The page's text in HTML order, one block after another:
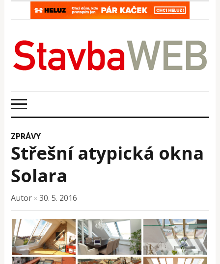
ZPRÁVY
Střešní atypická okna
Solara
Autor × 30. 5. 2016